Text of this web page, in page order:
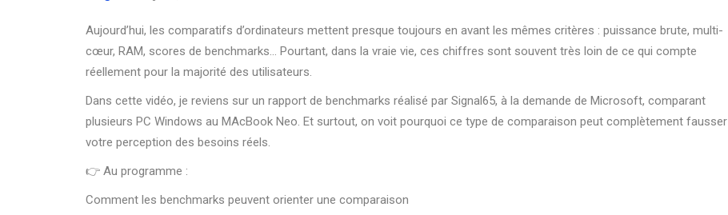
Aujourd’hui, les comparatifs d’ordinateurs mettent presque toujours en avant les mêmes critères : puissance brute, multi-
cœur, RAM, scores de benchmarks… Pourtant, dans la vraie vie, ces chiffres sont souvent très loin de ce qui compte
réellement pour la majorité des utilisateurs.
Dans cette vidéo, je reviens sur un rapport de benchmarks réalisé par Signal65, à la demande de Microsoft, comparant
plusieurs PC Windows au MAcBook Neo. Et surtout, on voit pourquoi ce type de comparaison peut complètement fausser
votre perception des besoins réels.
👉 Au programme :
Comment les benchmarks peuvent orienter une comparaison